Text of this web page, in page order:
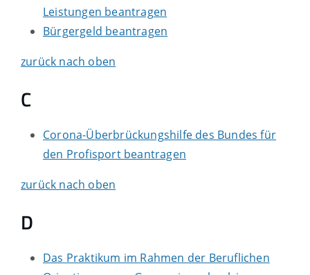
Leistungen beantragen
Bürgergeld beantragen
zurück nach oben
C
Corona-Überbrückungshilfe des Bundes für
den Profisport beantragen
zurück nach oben
D
Das Praktikum im Rahmen der Beruflichen